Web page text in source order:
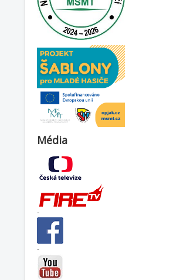
Média
-
-